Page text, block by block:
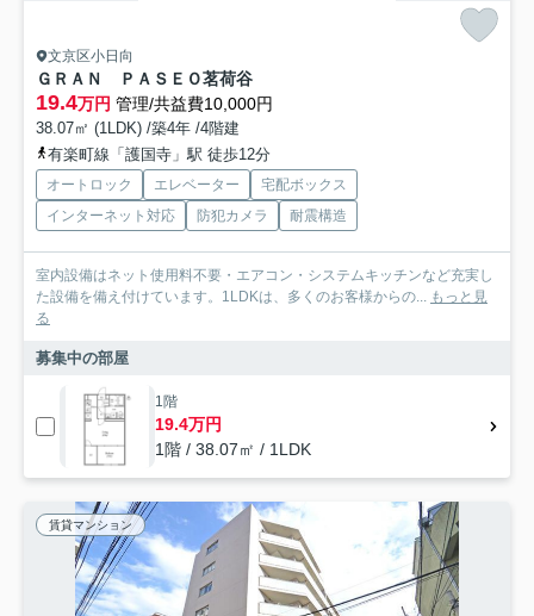
文京区小日向
ＧＲＡＮ ＰＡＳＥＯ茗荷谷
19.4万円 管理/共益費10,000円
38.07㎡ (1LDK) /築4年 /4階建
有楽町線「護国寺」駅 徒歩12分
オートロック エレベーター
宅配ボックス
インターネット対応
防犯カメラ 耐震構造
室内設備はネット使用料不要・エアコン・システムキッチンなど充実し
た設備を備え付けています。1LDKは、多くのお客様からの... もっと見
る
募集中の部屋
1階
19.4万円
1階 / 38.07㎡ / 1LDK
賃貸マンション